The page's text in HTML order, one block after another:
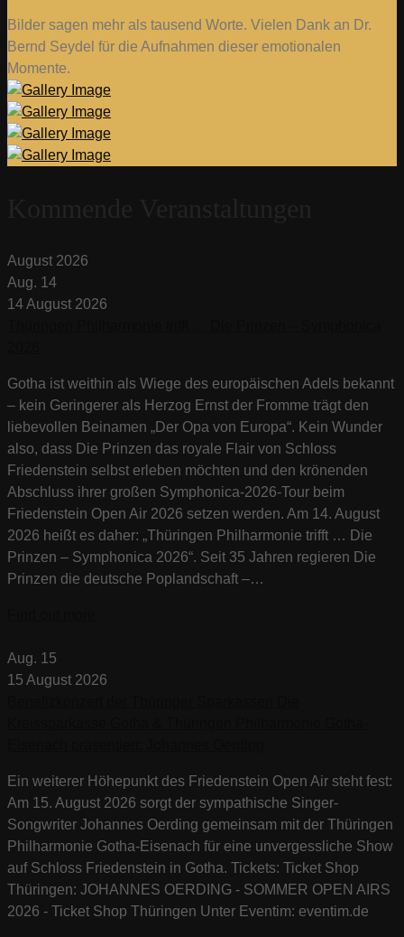
Bilder sagen mehr als tausend Worte. Vielen Dank an Dr.
Bernd Seydel für die Aufnahmen dieser emotionalen
Momente.
August 2026
Aug. 14
14August 2026
Gotha ist weithin als Wiege des europäischen Adels bekannt
– kein Geringerer als Herzog Ernst der Fromme trägt den
liebevollen Beinamen „Der Opa von Europa“. Kein Wunder
also, dass Die Prinzen das royale Flair von Schloss
Friedenstein selbst erleben möchten und den krönenden
Abschluss ihrer großen Symphonica-2026-Tour beim
Friedenstein Open Air 2026 setzen werden. Am 14. August
2026 heißt es daher: „Thüringen Philharmonie trifft … Die
Prinzen – Symphonica 2026“. Seit 35 Jahren regieren Die
Prinzen die deutsche Poplandschaft –…
Aug. 15
15 August 2026
Ein weiterer Höhepunkt des Friedenstein Open Air steht fest:
Am 15. August 2026 sorgt der sympathische Singer-
Songwriter Johannes Oerding gemeinsam mit der Thüringen
Philharmonie Gotha-Eisenach für eine unvergessliche Show
auf Schloss Friedenstein in Gotha. Tickets: Ticket Shop
Thüringen: JOHANNES OERDING - SOMMER OPEN AIRS
2026 - Ticket Shop Thüringen Unter Eventim: eventim.de